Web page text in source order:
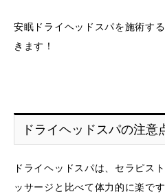
安眠ドライヘッドスパを施術す
きます！
ドライヘッドスパの注
ドライヘッドスパは、セラピス
ッサージと比べて体力的に楽です